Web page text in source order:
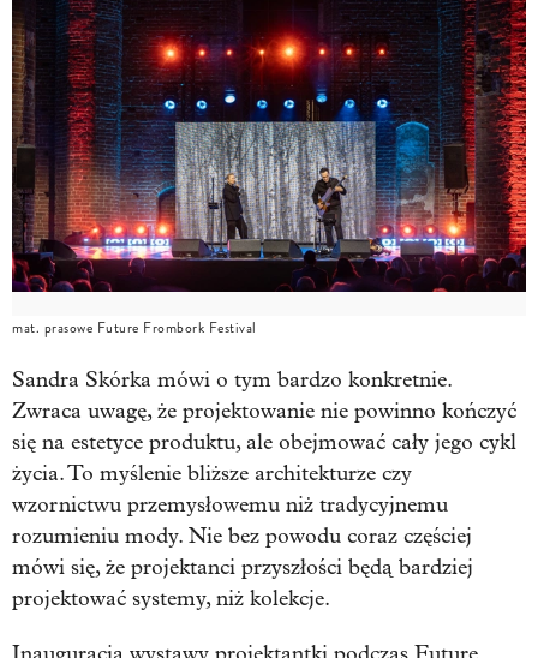
mat. prasowe Future Frombork Festival
Sandra Skórka mówi o tym bardzo konkretnie.
Zwraca uwagę, że projektowanie nie powinno kończyć
się na estetyce produktu, ale obejmować cały jego cykl
życia. To myślenie bliższe architekturze czy
wzornictwu przemysłowemu niż tradycyjnemu
rozumieniu mody. Nie bez powodu coraz częściej
mówi się, że projektanci przyszłości będą bardziej
projektować systemy, niż kolekcje.